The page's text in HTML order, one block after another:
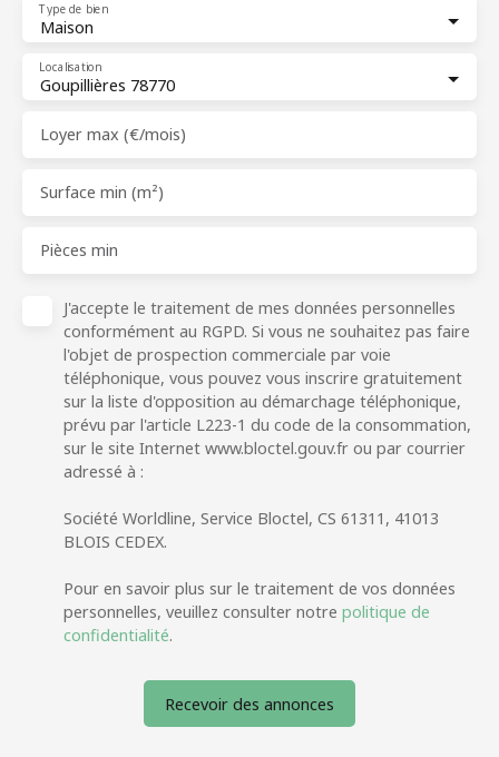
Maison
Type de bien
Goupillières 78770
Localisation
Loyer max (€/mois)
Surface min (m²)
Pièces min
J'accepte le traitement de mes données personnelles
conformément au RGPD. Si vous ne souhaitez pas faire
l'objet de prospection commerciale par voie
téléphonique, vous pouvez vous inscrire gratuitement
sur la liste d'opposition au démarchage téléphonique,
prévu par l'article L223-1 du code de la consommation,
sur le site Internet www.bloctel.gouv.fr ou par courrier
adressé à :
Société Worldline, Service Bloctel, CS 61311, 41013
BLOIS CEDEX.
Pour en savoir plus sur le traitement de vos données
personnelles, veuillez consulter notre politique de
confidentialité.
Recevoir des annonces